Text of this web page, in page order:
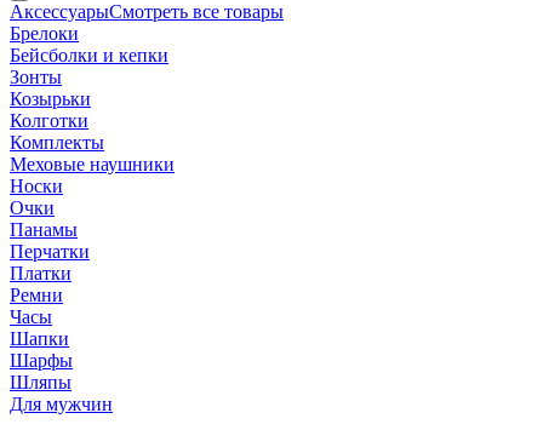
АксессуарыСмотреть все товары
Брелоки
Бейсболки и кепки
Зонты
Козырьки
Колготки
Комплекты
Меховые наушники
Носки
Очки
Панамы
Перчатки
Платки
Ремни
Часы
Шапки
Шарфы
Шляпы
Для мужчин